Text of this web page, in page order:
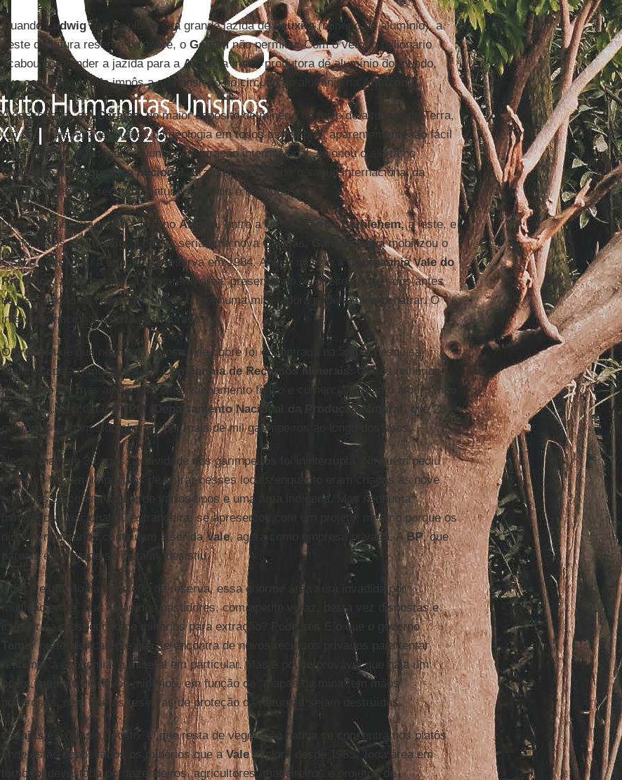
Quando Ludwigquis explorar sua grande jazida debauxita(minério do alumínio), a
oeste da futura reserva de cobre, o Gebamnão permitiu. Com o veto, o milionário
acabou por vender a jazida para a Alcoa,a maior produtora de alumínio do mundo,
que com esse trunfo impôs a sua posição no circuito do alumínio na
Amazônia.
A descoberta, emCarajás, do maior depósito de minério de ferro de alto teor da Terra,
um dos mais notáveis feitos da geologia em todos os tempos, aparentemente tão fácil
que sugeria a existência de uma conspiração internacional, acionou o alerta no
Conselho de Segurança nacional . Era preciso impedir o saque internacional da
maior fronteira de recursos naturais do país e do globo.
Dizia-se que uma grande área noAmapá, entre a concessão daBethlehem,a leste, e
os domínios deLudwig, a oeste, seria uma novaCarajás Gama e Silvamobilizou o
CSNe conseguiu a criação da reserva em 1984. Antes, induziu aCompanhia Vale do
Rio Doce, ainda estatal, a requerer a área, preservando os direitos adquiridos antes
da decretação da reserva. Com isso, nenhuma mineradora poderia nela penetrar. O
interesse nacional estava assegurado.
O problema é que nenhuma amostra de cobre foi encontrada na ampla pesquisa
realizada pela também estatal Companhia de Recursos Minerais
. Outros minérios
realmente há, mas ainda sem dimensionamento físico e comercial. Quanto a ouro, não
há dúvida. Calcula oDNPM Departamento Nacional da Produção Mineral
) que 28
garimpos tenham sido abertos por mais de mil garimpeiros ao longo dos anos.
Nesse mais de 30 anos, a atividade dos garimpeiros foi ininterrupta. Ninguém pediu
que eles fossem impedidos de entrar nesses locais enquanto eram criadas as nove
unidades de conservação, de vários tipos e uma área indígena. Mas nenhuma
mineradora, nacional ou estrangeira, se apresentou com um projeto, mesmo porque os
direitos minerários continuam a ser daVale, agora como empresa privada. A BP, que
parecia em vias de se instalar, desistiu.
Com a extinção da condição de reserva, essa enorme área será invadida por
multinacionais, que estão nos bastidores, com apetite voraz, desta vez dispostas e
investir na prospecção de minérios para extração? Pode ser. É o que o governo
Temerpretende, carente que se encontra de novos recursos privados para tentar
reanimar a economia, a mineral em particular. Mas é pouco provável que haja um
boom imediato de novos minérios, em função de “mapas da mina” em mãos
poderosas, nem que as reservas de proteção da natureza sejam destruídas.
Carajásé exemplo oposto. O que resta de vegetação nativa se concentra nos platôs
onde estão depositados os minérios que aValeexplora desde 1985. Toda área em
torno foi devastada por fazendeiros, agricultores, madeireiros e projetos de